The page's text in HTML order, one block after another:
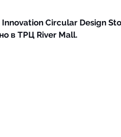
Circular Design
в ТРЦ River Mall.